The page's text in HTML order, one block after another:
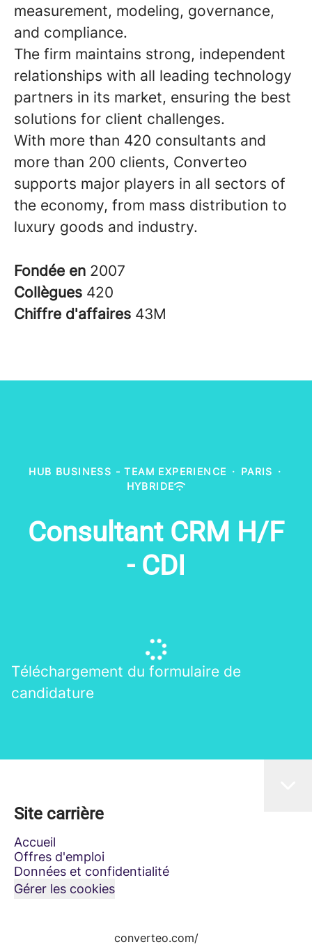
measurement, modeling, governance,
and compliance.
The firm maintains strong, independent
relationships with all leading technology
partners in its market, ensuring the best
solutions for client challenges.
With more than 420 consultants and
more than 200 clients, Converteo
supports major players in all sectors of
the economy, from mass distribution to
luxury goods and industry.
Fondée en 2007
Collègues 420
Chiffre d'affaires 43M
HUB BUSINESS - TEAM EXPERIENCE · PARIS ·
HYBRIDE
Consultant CRM H/F
- CDI
Téléchargement du formulaire de
candidature
Site carrière
Accueil
Offres d'emploi
Données et confidentialité
Gérer les cookies
converteo.com/